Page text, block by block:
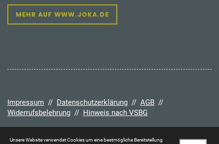
MEHR AUF WWW.JOKA.DE
Impressum // Datenschutzerklärung // AGB //
Widerrufsbelehrung // Hinweis nach VSBG
Unsere Website verwendet Cookies um eine bestmögliche Bereitstellung